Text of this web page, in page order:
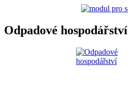
Odpadové hospodářství